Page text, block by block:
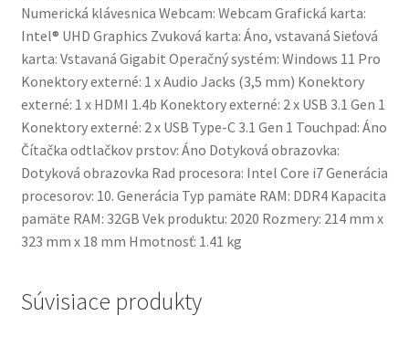
Numerická klávesnica Webcam: Webcam Grafická karta:
Intel® UHD Graphics Zvuková karta: Áno, vstavaná Sieťová
karta: Vstavaná Gigabit Operačný systém: Windows 11 Pro
Konektory externé: 1 x Audio Jacks (3,5 mm) Konektory
externé: 1 x HDMI 1.4b Konektory externé: 2 x USB 3.1 Gen 1
Konektory externé: 2 x USB Type-C 3.1 Gen 1 Touchpad: Áno
Čítačka odtlačkov prstov: Áno Dotyková obrazovka:
Dotyková obrazovka Rad procesora: Intel Core i7 Generácia
procesorov: 10. Generácia Typ pamäte RAM: DDR4 Kapacita
pamäte RAM: 32GB Vek produktu: 2020 Rozmery: 214 mm x
323 mm x 18 mm Hmotnosť: 1.41 kg
Súvisiace produkty